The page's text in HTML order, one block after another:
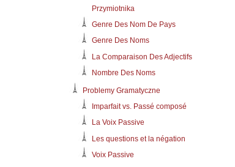
Przymiotnika
Genre Des Nom De Pays
Genre Des Noms
La Comparaison Des Adjectifs
Nombre Des Noms
Problemy Gramatyczne
Imparfait vs. Passé composé
La Voix Passive
Les questions et la négation
Voix Passive